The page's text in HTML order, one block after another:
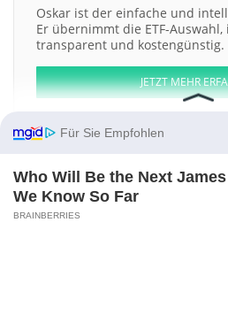
Oskar ist der einfache und
Er übernimmt die ETF-
transparent und kostengünstig.
JETZT MEHR
Aktien ATX DAX EuroStoxx 50 Dow
Für Sie Empfohlen
Who Will Be the Next
We Know So Far
BRAINBERRIES